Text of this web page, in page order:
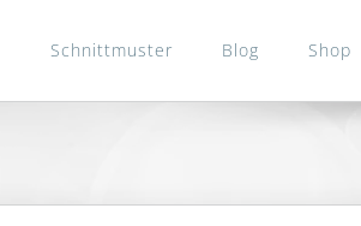
Schnittmuster Blog Shop